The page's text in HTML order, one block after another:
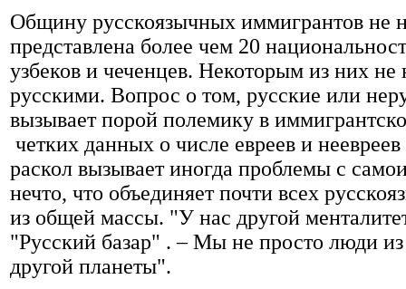
Общину русскоязычных иммигрантов не
представлена более чем 20
узбеков и чеченцев. Некоторым из них не
русскими. Вопрос о том, русские или
вызывает порой полемику в
четких данных о числе евреев и
раскол вызывает иногда проблемы с
нечто, что объединяет почти всех
из общей массы. "У нас другой
"Русский базар" . – Мы не просто люди
другой планеты".